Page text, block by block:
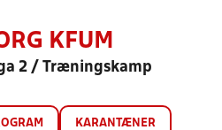
KFUM
2 / Træningskamp
KARANTÆNER